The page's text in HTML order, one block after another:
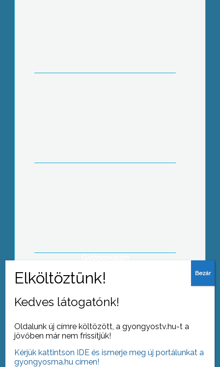
Tovább az archívumra
Kedves látogatónk!
Oldalunk új címre költözött, a gyongyostv.hu-t a
jövőben már nem frissítjük!
Kérjük kattintson IDE és ismerje meg új portálunkat a
gyongyosma.hu címen!